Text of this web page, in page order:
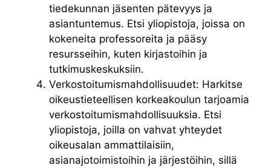
tiedekunnan jäsenten pätevyys ja
asiantuntemus. Etsi yliopistoja, joissa on
kokeneita professoreita ja pääsy
resursseihin, kuten kirjastoihin ja
tutkimuskeskuksiin.
Verkostoitumismahdollisuudet: Harkitse
oikeustieteellisen korkeakoulun tarjoamia
verkostoitumismahdollisuuksia. Etsi
yliopistoja, joilla on vahvat yhteydet
oikeusalan ammattilaisiin,
asianajotoimistoihin ja järjestöihin, sillä